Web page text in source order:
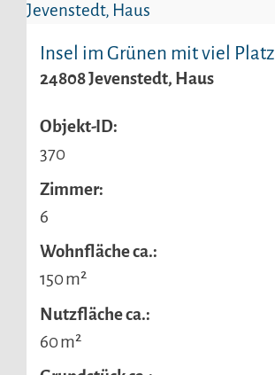
Insel im Grünen mit viel Platz
24808 Jevenstedt, Haus
Objekt-ID:
370
Zimmer:
6
Wohnfläche ca.:
150 m²
Nutzfläche ca.:
60 m²